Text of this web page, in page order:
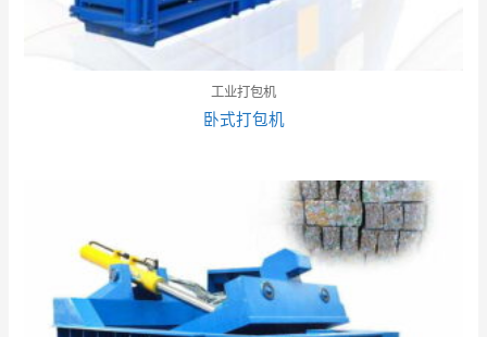
工业打包机
卧式打包机